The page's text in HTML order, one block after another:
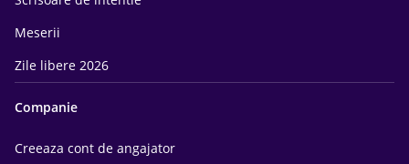
Meserii
Zile libere 2026
Companie
Creeaza cont de angajator